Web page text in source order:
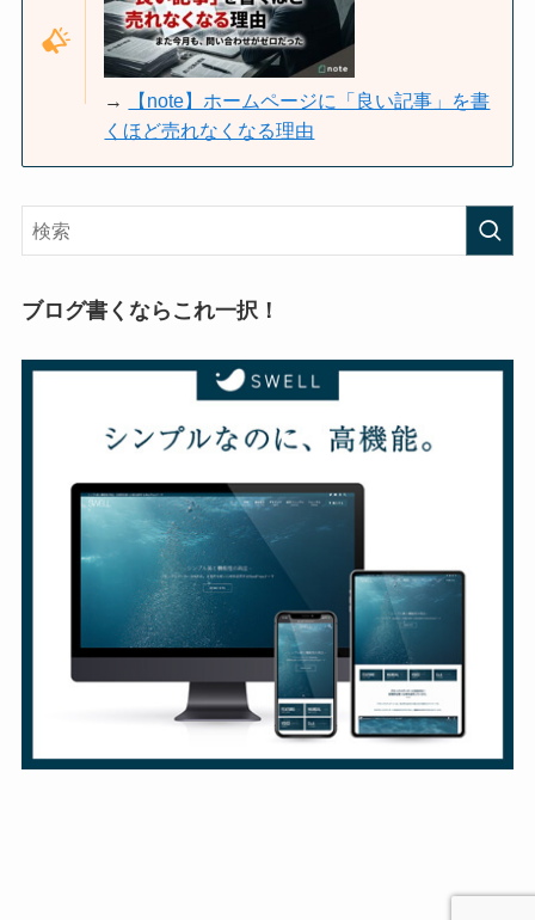
→
【note】ホームページに「良い記事」を書
くほど売れなくなる理由
ブログ書くならこれ一択！